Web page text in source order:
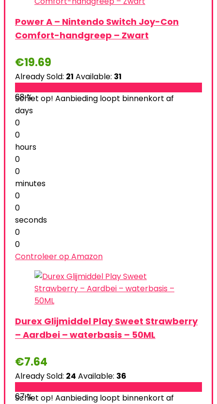
Power A – Nintendo Switch Joy-Con
Comfort-handgreep – Zwart
€19.69
Already Sold: 21 Available: 31
68 %
Schiet op! Aanbieding loopt binnenkort af
days
0
0
hours
0
0
minutes
0
0
seconds
0
0
Controleer op Amazon
Durex Glijmiddel Play Sweet Strawberry
– Aardbei – waterbasis – 50ML
€7.64
Already Sold: 24 Available: 36
67 %
Schiet op! Aanbieding loopt binnenkort af